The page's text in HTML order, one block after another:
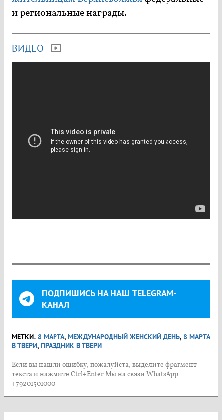
и региональные награды.
ВИДЕО
ПОДПИШИСЬ НА НАШ TELEGRAM-
КАНАЛ
МЕТКИ: 8 МАРТА, МЕЖДУНАРОДНЫЙ ЖЕНСКИЙ ДЕНЬ, 8 МАРТА
В ТВЕРИ, ПРАЗДНИК В ТВЕРИ
Если вы нашли ошибку, пожалуйста, выделите фрагмент
текста и нажмите Ctrl+Enter Мы на связи WhatsApp
+79201501000